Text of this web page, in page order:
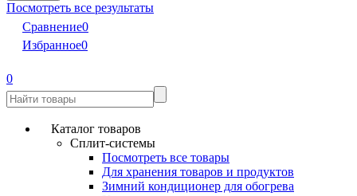
Посмотреть все результаты
Сравнение0
Избранное0
0
Каталог товаров
Сплит-системы
Посмотреть все товары
Для хранения товаров и продуктов
Зимний кондиционер для обогрева